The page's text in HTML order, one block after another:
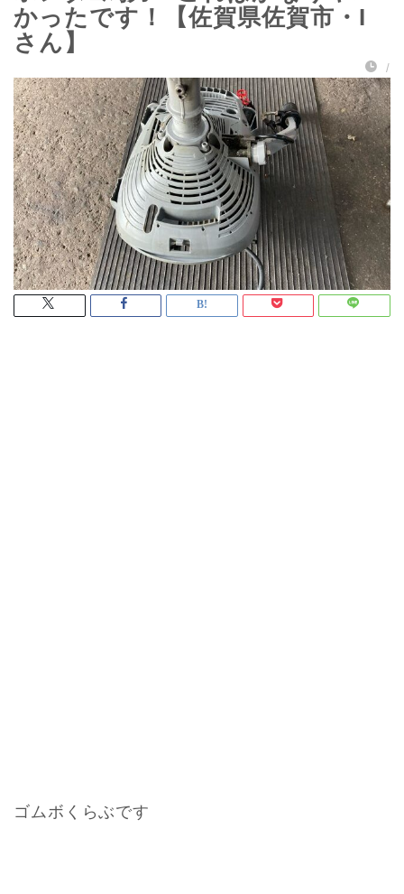
かったです！【佐賀県佐賀市・I
さん】
/
ゴムボくらぶです